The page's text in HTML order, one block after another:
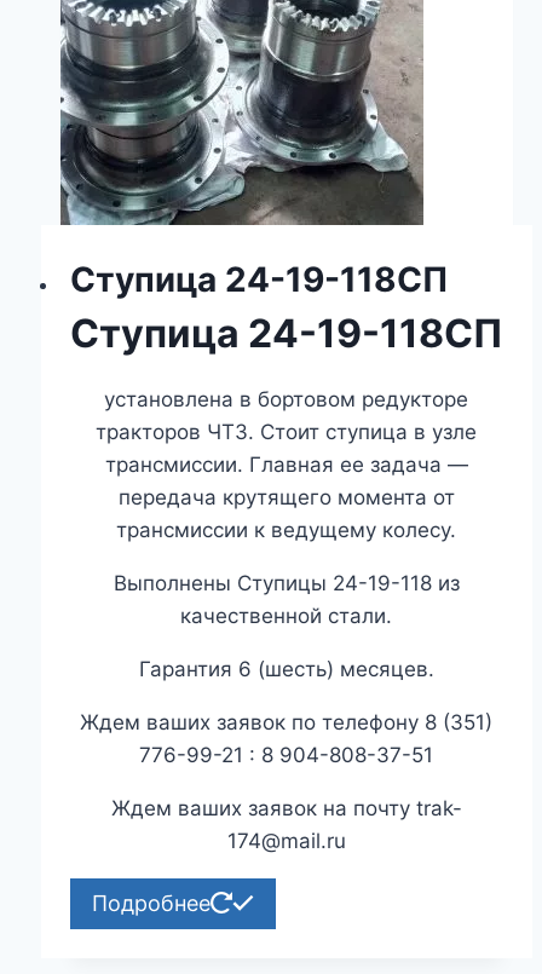
Ступица 24-19-118СП
Ступица 24-19-118СП
установлена в бортовом редукторе
тракторов ЧТЗ. Стоит ступица в узле
трансмиссии. Главная ее задача —
передача крутящего момента от
трансмиссии к ведущему колесу.
Выполнены Ступицы 24-19-118 из
качественной стали.
Гарантия 6 (шесть) месяцев.
Ждем ваших заявок по телефону 8 (351)
776-99-21 : 8 904-808-37-51
Ждем ваших заявок на почту trak-
174@mail.ru
Подробнее